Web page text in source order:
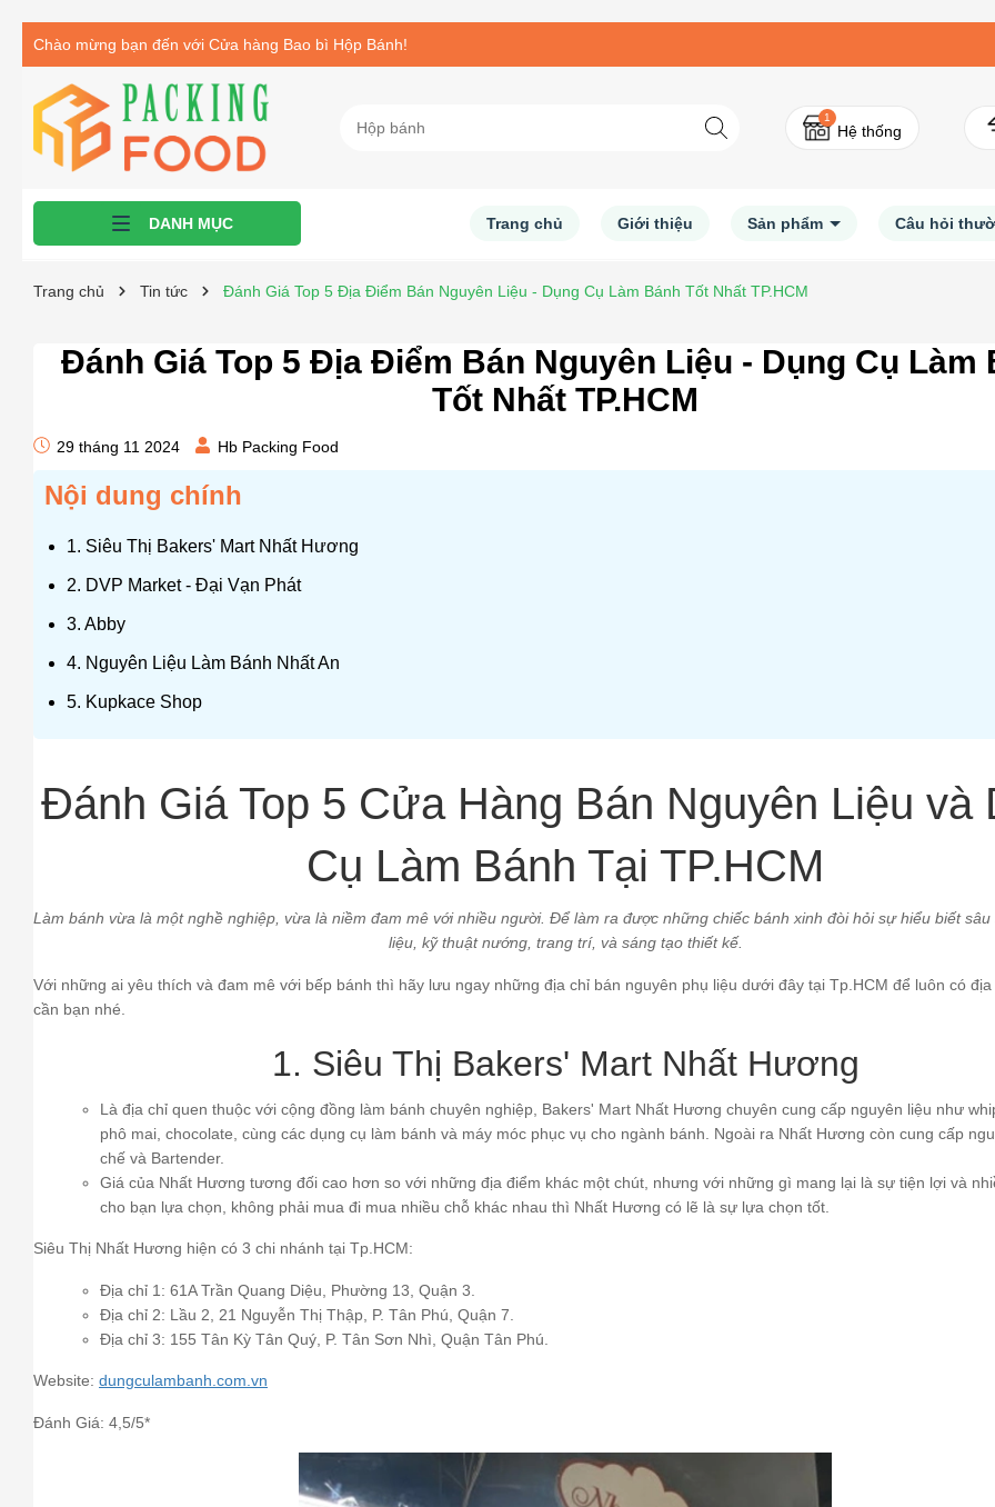
Chào mừng bạn đến với Cửa hàng Bao bì Hộp Bánh!
1
Hệ thống
DANH MỤC Trang chủ Giới thiệu Sản phẩm Câu hỏi
Trang chủ Tin tức Đánh Giá Top 5 Địa Điểm Bán Nguyên Liệu - Dụng Cụ Làm Bánh Tốt Nhất TP.HCM
Đánh Giá Top 5 Địa Điểm Bán Nguyên Liệu - Dụng Cụ Làm
Tốt Nhất TP.HCM
29 tháng 11 2024 Hb Packing Food
Nội dung chính
1. Siêu Thị Bakers' Mart Nhất Hương
2. DVP Market - Đại Vạn Phát
3. Abby
4. Nguyên Liệu Làm Bánh Nhất An
5. Kupkace Shop
Đánh Giá Top 5 Cửa Hàng Bán Nguyên Liệu và
Cụ Làm Bánh Tại TP.HCM
Làm bánh vừa là một nghề nghiệp, vừa là niềm đam mê với nhiều người. Để làm ra được những chiếc bánh xinh đòi hỏi sự hiểu biết sâu
liệu, kỹ thuật nướng, trang trí, và sáng tạo thiết kế.
Với những ai yêu thích và đam mê với bếp bánh thì hãy lưu ngay những địa chỉ bán nguyên phụ liệu dưới đây tại Tp.HCM để luôn có
cần bạn nhé.
1. Siêu Thị Bakers' Mart Nhất Hương
Là địa chỉ quen thuộc với cộng đồng làm bánh chuyên nghiệp, Bakers' Mart Nhất Hương chuyên cung cấp nguyên liệu như
phô mai, chocolate, cùng các dụng cụ làm bánh và máy móc phục vụ cho ngành bánh. Ngoài ra Nhất Hương còn cung cấp
chế và Bartender.
Giá của Nhất Hương tương đối cao hơn so với những địa điểm khác một chút, nhưng với những gì mang lại là sự tiện lợi và
cho bạn lựa chọn, không phải mua đi mua nhiều chỗ khác nhau thì Nhất Hương có lẽ là sự lựa chọn tốt.
Siêu Thị Nhất Hương hiện có 3 chi nhánh tại Tp.HCM:
Địa chỉ 1: 61A Trần Quang Diệu, Phường 13, Quận 3.
Địa chỉ 2: Lầu 2, 21 Nguyễn Thị Thập, P. Tân Phú, Quận 7.
Địa chỉ 3: 155 Tân Kỳ Tân Quý, P. Tân Sơn Nhì, Quận Tân Phú.
Website: dungculambanh.com.vn
Đánh Giá: 4,5/5*